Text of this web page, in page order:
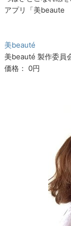
アプリ「美beaute
美beauté
美beauté 製作委員
価格： 0円